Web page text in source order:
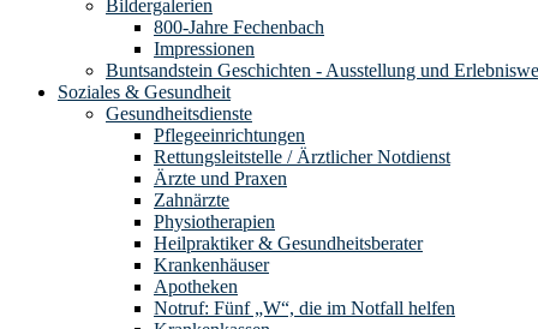
Bildergalerien
800-Jahre Fechenbach
Impressionen
Buntsandstein Geschichten - Ausstellung und
Soziales & Gesundheit
Gesundheitsdienste
Pflegeeinrichtungen
Rettungsleitstelle / Ärztlicher Notdienst
Ärzte und Praxen
Zahnärzte
Physiotherapien
Heilpraktiker & Gesundheitsberater
Krankenhäuser
Apotheken
Notruf: Fünf „W“, die im Notfall helfen